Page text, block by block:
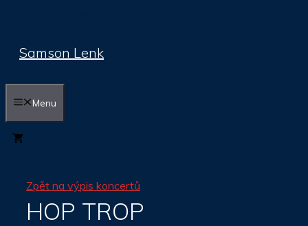
Samson Lenk
Menu
Zpět na výpis koncertů
HOP TROP